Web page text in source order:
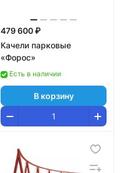
479 600 ₽
Качели парковые
«Форос»
Есть в наличии
В корзину